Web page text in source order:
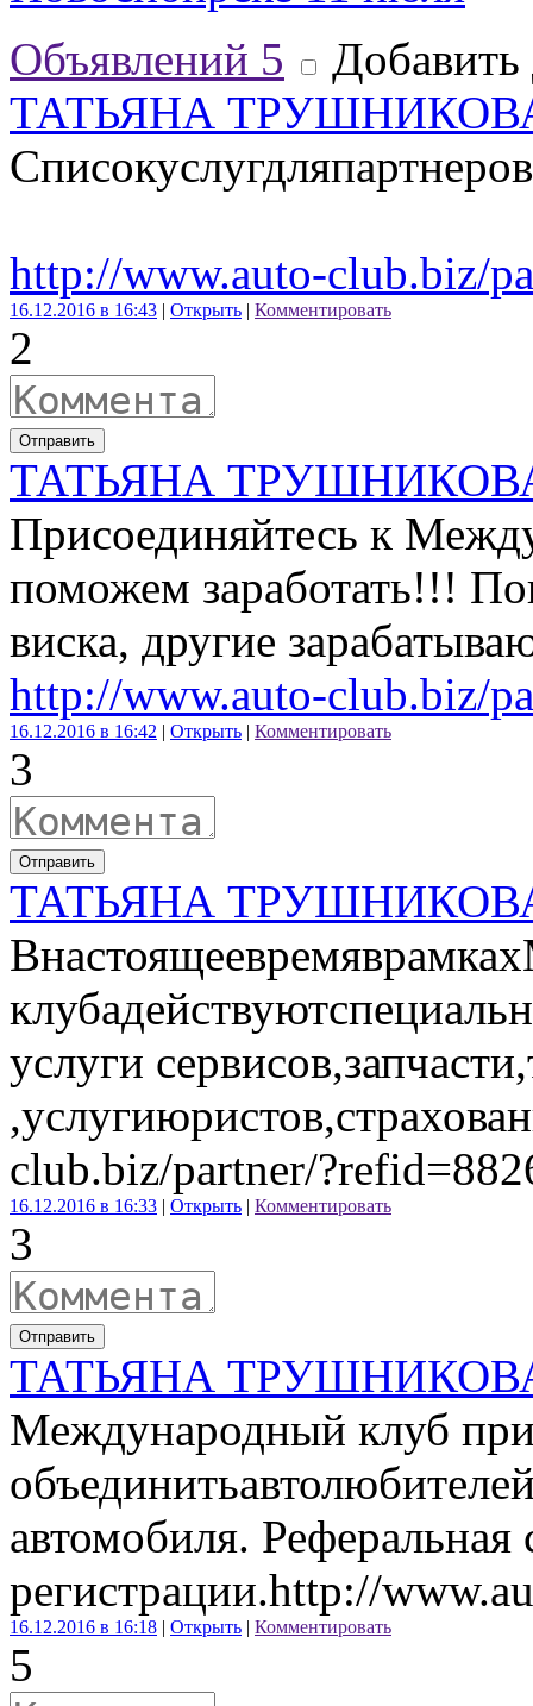
Объявлений 5
Добавить
ТАТЬЯНА
http://www.auto-club.biz/
16.12.2016 в 16:43 | Открыть | Комментировать
2
Отправить
ТАТЬЯНА
Присоединяйтесь к
поможем заработать!!!
виска, другие
http://www.auto-club.biz/
16.12.2016 в 16:42 | Открыть | Комментировать
3
Отправить
ТАТЬЯНА
услуги
club.biz/partner/
16.12.2016 в 16:33 | Открыть | Комментировать
3
Отправить
ТАТЬЯНА
Международный клуб
автомобиля. Реферальная
регистрации.http://
16.12.2016 в 16:18 | Открыть | Комментировать
5